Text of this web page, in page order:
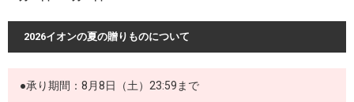
2026イオンの夏の贈りものについて
●承り期間：8月8日（土）23:59まで